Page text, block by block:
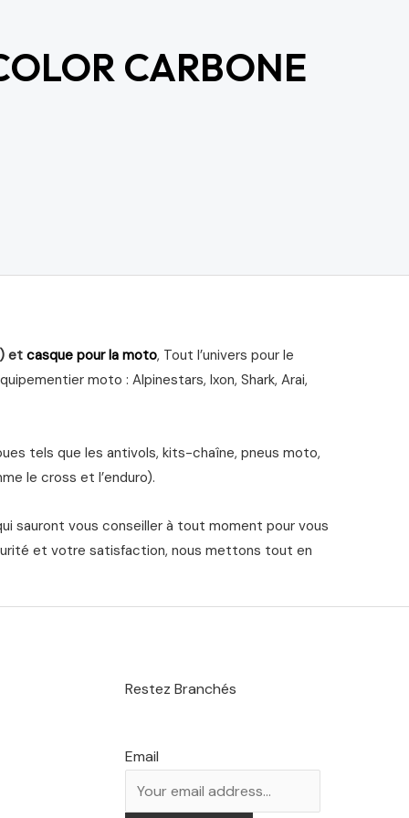
CARBONE
et casque pour la moto, Tout l’univers pour le
moto : Alpinestars, Ixon, Shark, Arai,
tels que les antivols, kits-chaîne, pneus moto,
le cross et l’enduro).
sauront vous conseiller à tout moment pour vous
et votre satisfaction, nous mettons tout en
Restez Branchés
Email